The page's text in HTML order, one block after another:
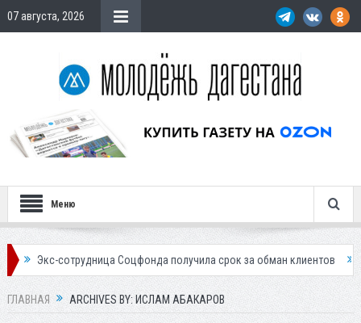
07 августа, 2026
Меню
Соцфонда получила срок за обман клиентов Жителей
ГЛАВНАЯ ARCHIVES BY: ИСЛАМ АБАКАРОВ